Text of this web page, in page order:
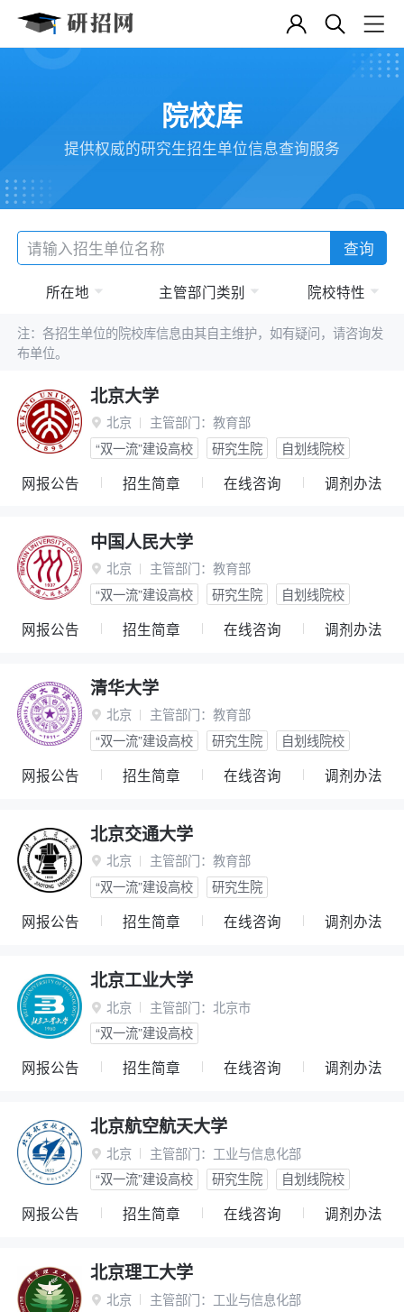
院校库
提供权威的研究生招生单位信息查询服务
查询
所在地 主管部门类别 院校特性
注：各招生单位的院校库信息由其自主维护，如有疑问，请咨询发
布单位。
北京大学
 北京 主管部门： 教育部
“双一流”建设高校
研究生院 自划线院校
网报公告 招生简章 在线咨询 调剂办法
中国人民大学
 北京 主管部门： 教育部
“双一流”建设高校
研究生院 自划线院校
网报公告 招生简章 在线咨询 调剂办法
清华大学
 北京 主管部门： 教育部
“双一流”建设高校
研究生院 自划线院校
网报公告 招生简章 在线咨询 调剂办法
北京交通大学
 北京 主管部门： 教育部
“双一流”建设高校
研究生院
网报公告 招生简章 在线咨询 调剂办法
北京工业大学
 北京 主管部门： 北京市
“双一流”建设高校
网报公告 招生简章 在线咨询 调剂办法
北京航空航天大学
 北京 主管部门： 工业与信息化部
“双一流”建设高校
研究生院 自划线院校
网报公告 招生简章 在线咨询 调剂办法
北京理工大学
 北京 主管部门： 工业与信息化部